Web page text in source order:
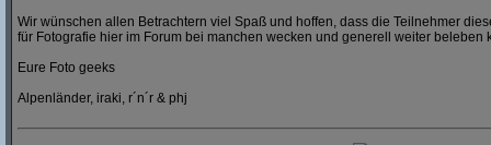
Wir wünschen allen Betrachtern viel Spaß und hoffen, dass die Teilnehmer
für Fotografie hier im Forum bei manchen wecken und generell weiter beleben
Eure Foto geeks
Alpenländer, iraki, r´n´r & phj